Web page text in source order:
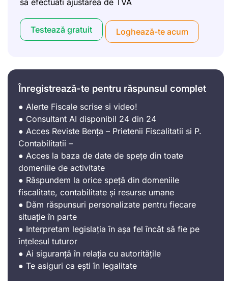
Testează gratuit Loghează-te acum
Înregistrează-te pentru răspunsul complet
● Alerte Fiscale scrise si video!
● Consultant AI disponibil 24 din 24
● Acces Reviste Bența – Prietenii Fiscalitatii si P.
Contabilitatii –
● Acces la baza de date de spețe din toate
domeniile de activitate
● Răspundem la orice speță din domeniile
fiscalitate, contabilitate și resurse umane
● Dăm răspunsuri personalizate pentru fiecare
situație în parte
● Interpretam legislația în așa fel încât să fie pe
înțelesul tuturor
● Ai siguranță în relația cu autoritățile
● Te asiguri ca ești în legalitate